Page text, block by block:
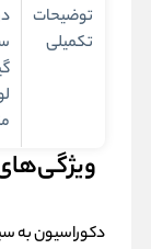
توضیحات
تکمیلی
دکوراسیون به